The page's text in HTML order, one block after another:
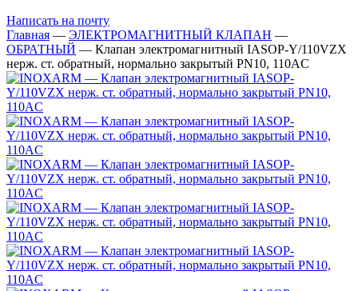
Написать на почту
Главная — ЭЛЕКТРОМАГНИТНЫЙ КЛАПАН —
ОБРАТНЫЙ — Клапан электромагнитный IASOP-Y/110VZX
нерж. ст. обратный, нормально закрытый PN10, 110AC